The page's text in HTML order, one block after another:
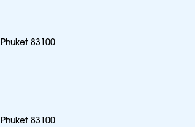
83100
83100